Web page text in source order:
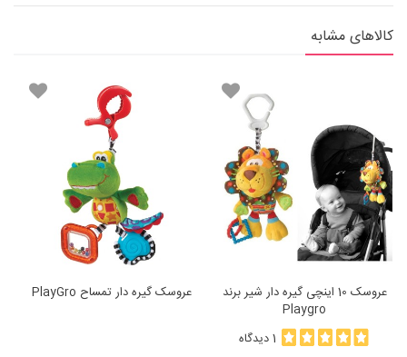
کالاهای مشابه
عروسک 10 اینچی گیره دار شیر برند
Playgro
1 دیدگاه
عروسک گیره دار تمساح PlayGro